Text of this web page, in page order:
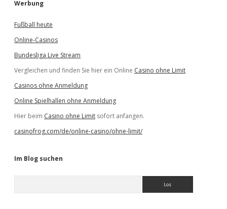
Werbung
Fußball heute
Online-Casinos
Bundesliga Live Stream
Vergleichen und finden Sie hier ein Online Casino ohne Limit
Casinos ohne Anmeldung
Online Spielhallen ohne Anmeldung
Hier beim Casino ohne Limit sofort anfangen.
casinofrog.com/de/online-casino/ohne-limit/
Im Blog suchen